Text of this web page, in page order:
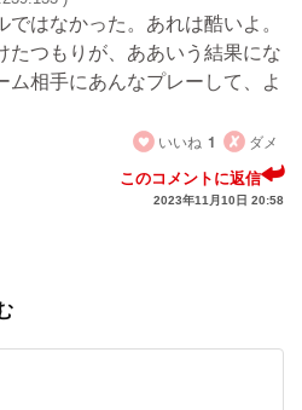
はなかった。あれは酷いよ。
たつもりが、ああいう結果にな
ム相手にあんなプレーして、よ
いいね 1 ダメ
このコメントに返信
2023年11月10日 20:58